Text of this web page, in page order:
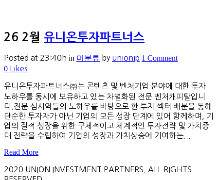
26 2월 유니온투자파트너스
Posted at 23:40h in 미분류 by unionip 1 Comment
0 Likes
유니온투자파트너스㈜는 콘텐츠 및 벤처기업 분야에 대한 투자
노하우를 동시에 보유하고 있는 차별화된 전문 벤처캐피탈입니
다.전문 심사역들의 노하우를 바탕으로 한 투자 섹터 배분을 통해
단순한 투자자가 아닌 기업의 모든 성장 단계에 있어 함께하며, 기
업의 질적 성장을 위한 구체적이고 체계적인 투자전략 및 가치증
대 전략을 수립하여 기업의 성장과 가치상승에 기여하는...
Read More
2020 UNION INVESTMENT PARTNERS. ALL RIGHTS